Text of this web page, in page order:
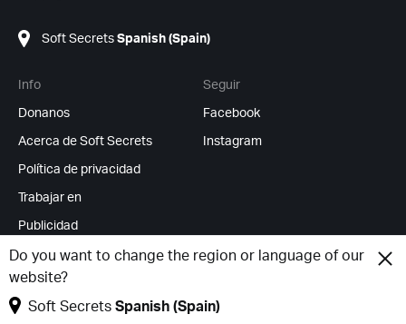
Do you want to change the region or language of our
website?
Soft Secrets Spanish (Spain)
Soft Secrets Spanish (Spain)
Info
Donanos
Acerca de Soft Secrets
Política de privacidad
Trabajar en
Publicidad
Feed RSS
Cambiar cookies
Seguir
Facebook
Instagram